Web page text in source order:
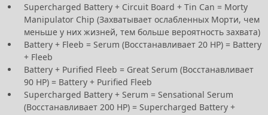
Supercharged Battery + Circuit Board + Tin Can = Morty
Manipulator Chip (Захватывает ослабленных Морти, чем
меньше у них жизней, тем больше вероятность захвата)
Battery + Fleeb = Serum (Восстанавливает 20 HP) = Battery
+ Fleeb
Battery + Purified Fleeb = Great Serum (Восстанавливает
90 HP) = Battery + Purified Fleeb
Supercharged Battery + Serum = Sensational Serum
(Восстанавливает 200 HP) = Supercharged Battery +